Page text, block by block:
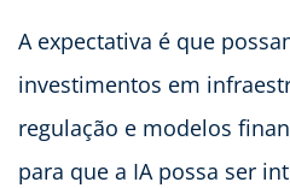
A expectativa é que
investimentos em
regulação e modelos
para que a IA possa ser